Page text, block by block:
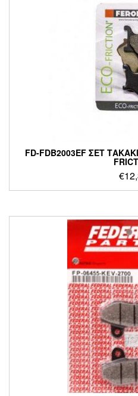
FD-FDB2003EF ΣΕΤ
€